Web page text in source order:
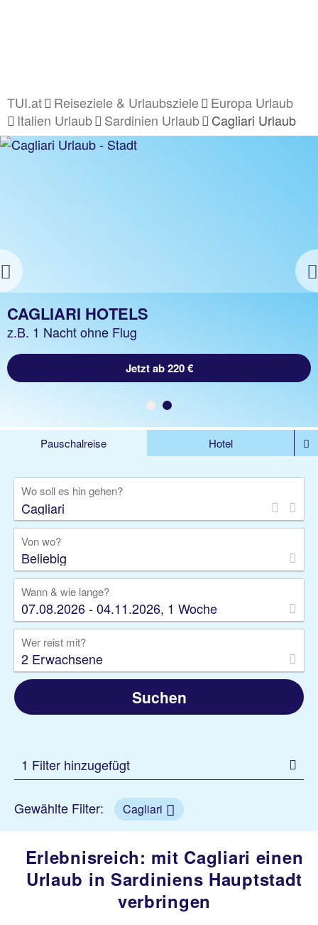
TUI.at Reiseziele & Urlaubsziele
Europa Urlaub
Italien Urlaub
Sardinien Urlaub Cagliari Urlaub
Previous
CAGLIARI URLAUB
z.B. 1 Woche Hotel inkl. Flug
Jetzt ab 1748 €
CAGLIARI HOTELS
z.B. 1 Nacht ohne Flug
Jetzt ab 220 €
Pauschalreise
Hotel
Rundreise
Kreuzfahrt
Gruppenreise
Camper Privattransfer
Wo soll es hin gehen?
Von wo?
Beliebig
Wann & wie lange?
07.08.2026 - 04.11.2026, 1 Woche
Wer reist mit?
2 Erwachsene
Suchen
1 Filter hinzugefügt
Gewählte Filter: Cagliari
Erlebnisreich: mit Cagliari einen
Urlaub in Sardiniens Hauptstadt
verbringen